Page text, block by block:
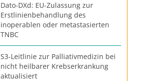
Dato-DXd: EU-Zulassung zur
Erstlinienbehandlung des
inoperablen oder metastasierten
TNBC
S3-Leitlinie zur Palliativmedizin bei
nicht heilbarer Krebserkrankung
aktualisiert